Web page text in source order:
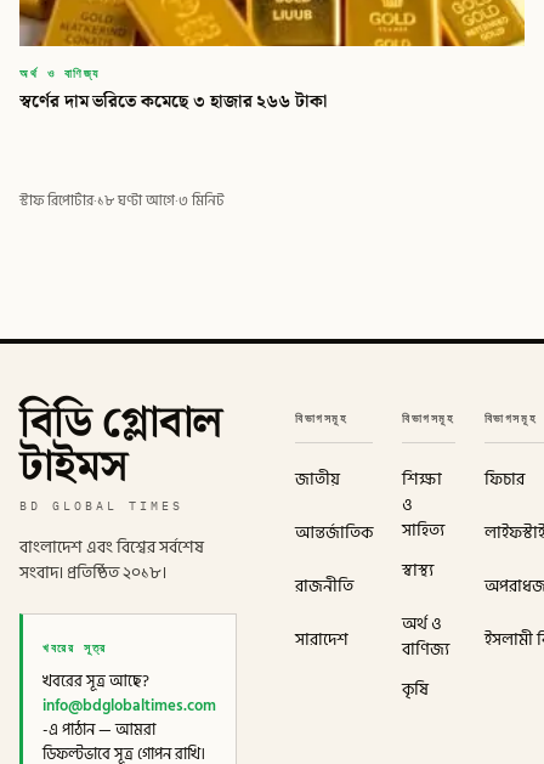
অর্থ ও বাণিজ্য
স্বর্ণের দাম ভরিতে কমেছে ৩ হাজার ২৬৬ টাকা
স্টাফ রিপোর্টার·১৮ ঘণ্টা আগে·৩ মিনিট
বিডি গ্লোবাল
টাইমস
BD GLOBAL TIMES
বাংলাদেশ এবং বিশ্বের সর্বশেষ
সংবাদ। প্রতিষ্ঠিত ২০১৮।
খবরের সূত্র
খবরের সূত্র আছে?
info@bdglobaltimes.com
-এ পাঠান — আমরা
ডিফল্টভাবে সূত্র গোপন রাখি।
বিভাগসমূহ
জাতীয়
আন্তর্জাতিক
রাজনীতি
সারাদেশ
বিভাগসমূহ
শিক্ষা
ও
সাহিত্য
স্বাস্থ্য
অর্থ ও
বাণিজ্য
কৃষি
বিভাগসমূহ
ফিচার
ইসলামী